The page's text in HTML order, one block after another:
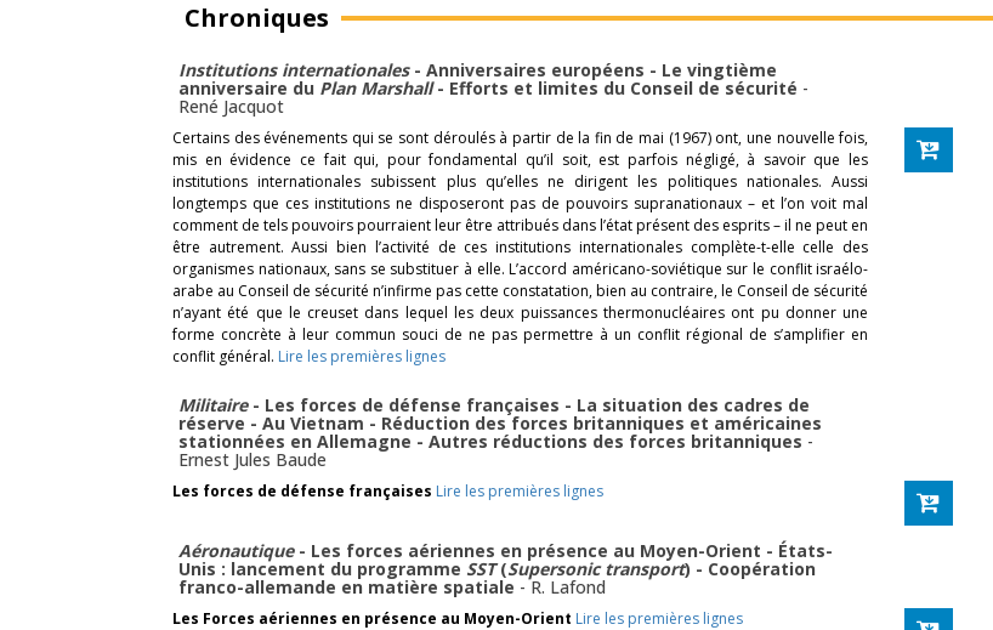
Chroniques
Institutions internationales- Anniversaires européens - Le vingtième
anniversaire du Plan Marshall- Efforts et limites du Conseil de sécurité -
René Jacquot
Certains des événements qui se sont déroulés à partir de la fin de mai (1967) ont, une nouvelle fois,
mis en évidence ce fait qui, pour fondamental qu’il soit, est parfois négligé, à savoir que les
institutions internationales subissent plus qu’elles ne dirigent les politiques nationales. Aussi
longtemps que ces institutions ne disposeront pas de pouvoirs supranationaux – et l’on voit mal
comment de tels pouvoirs pourraient leur être attribués dans l’état présent des esprits – il ne peut en
être autrement. Aussi bien l’activité de ces institutions internationales complète-t-elle celle des
organismes nationaux, sans se substituer à elle. L’accord américano-soviétique sur le conflit israélo-
arabe au Conseil de sécurité n’infirme pas cette constatation, bien au contraire, le Conseil de sécurité
n’ayant été que le creuset dans lequel les deux puissances thermonucléaires ont pu donner une
forme concrète à leur commun souci de ne pas permettre à un conflit régional de s’amplifier en
conflit général. Lire les premières lignes
Militaire - Les forces de défense françaises - La situation des cadres de
réserve - Au Vietnam - Réduction des forces britanniques et américaines
stationnées en Allemagne - Autres réductions des forces britanniques -
Ernest Jules Baude
Les forces de défense françaises Lire les premières lignes
Aéronautique - Les forces aériennes en présence au Moyen-Orient - États-
Unis : lancement du programme SST(Supersonic transport) - Coopération
franco-allemande en matière spatiale -R. Lafond
Les Forces aériennes en présence au Moyen-Orient Lire les premières lignes